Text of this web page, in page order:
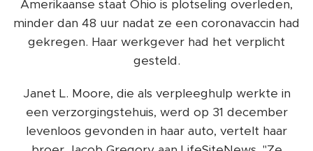
Amerikaanse staat Ohio is plotseling overleden,
minder dan 48 uur nadat ze een coronavaccin had
gekregen. Haar werkgever had het verplicht
gesteld.
Janet L. Moore, die als verpleeghulp werkte in
een verzorgingstehuis, werd op 31 december
levenloos gevonden in haar auto, vertelt haar